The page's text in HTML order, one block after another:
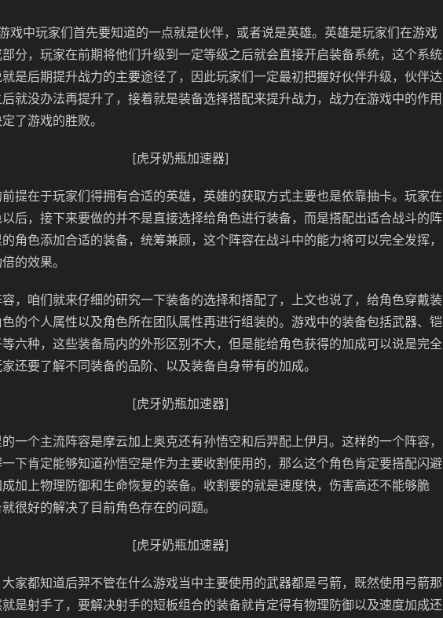
戏中玩家们首先要知道的一点就是伙伴，或者说是英雄。英雄是玩家们在游戏
分，玩家在前期将他们升级到一定等级之后就会直接开启装备系统，这个系统
是后期提升战力的主要途径了，因此玩家们一定最初把握好伙伴升级，伙伴达
就没办法再提升了，接着就是装备选择搭配来提升战力，战力在游戏中的作用
了游戏的胜败。
[虎牙奶瓶加速器]
提在于玩家们得拥有合适的英雄，英雄的获取方式主要也是依靠抽卡。玩家在
后，接下来要做的并不是直接选择给角色进行装备，而是搭配出适合战斗的阵
角色添加合适的装备，统筹兼顾，这个阵容在战斗中的能力将可以完全发挥，
的效果。
，咱们就来仔细的研究一下装备的选择和搭配了，上文也说了，给角色穿戴装
的个人属性以及角色所在团队属性再进行组装的。游戏中的装备包括武器、铠
六种，这些装备局内的外形区别不大，但是能给角色获得的加成可以说是完全
还要了解不同装备的品阶、以及装备自身带有的加成。
[虎牙奶瓶加速器]
一个主流阵容是摩云加上奥克还有孙悟空和后羿配上伊月。这样的一个阵容，
下肯定能够知道孙悟空是作为主要收割使用的，那么这个角色肯定要搭配闪避
加上物理防御和生命恢复的装备。收割要的就是速度快，伤害高还不能够脆
很好的解决了目前角色存在的问题。
[虎牙奶瓶加速器]
家都知道后羿不管在什么游戏当中主要使用的武器都是弓箭，既然使用弓箭那
是射手了，要解决射手的短板组合的装备就肯定得有物理防御以及速度加成还